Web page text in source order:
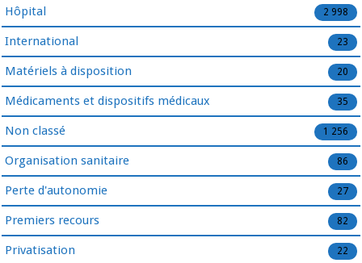
Hôpital 2 998
International 23
Matériels à disposition 20
Médicaments et dispositifs médicaux 35
Non classé 1 256
Organisation sanitaire 86
Perte d'autonomie 27
Premiers recours 82
Privatisation 22